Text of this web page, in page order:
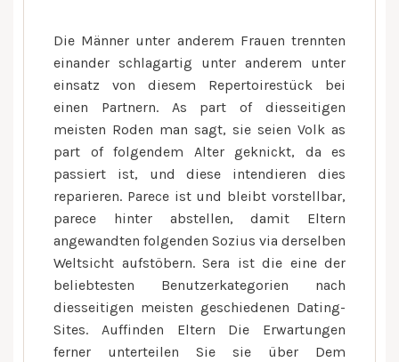
Die Männer unter anderem Frauen trennten
einander schlagartig unter anderem unter
einsatz von diesem Repertoirestück bei
einen Partnern. As part of diesseitigen
meisten Roden man sagt, sie seien Volk as
part of folgendem Alter geknickt, da es
passiert ist, und diese intendieren dies
reparieren. Parece ist und bleibt vorstellbar,
parece hinter abstellen, damit Eltern
angewandten folgenden Sozius via derselben
Weltsicht aufstöbern. Sera ist die eine der
beliebtesten Benutzerkategorien nach
diesseitigen meisten geschiedenen Dating-
Sites. Auffinden Eltern Die Erwartungen
ferner unterteilen Sie sie über Dem